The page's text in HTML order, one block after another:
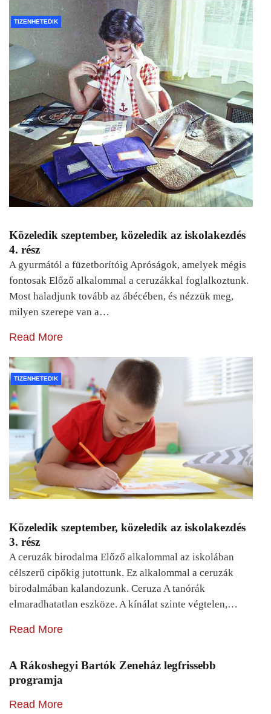
TIZENHETEDIK
Közeledik szeptember, közeledik az iskolakezdés
4. rész
A gyurmától a füzetborítóig Apróságok, amelyek mégis
fontosak Előző alkalommal a ceruzákkal foglalkoztunk.
Most haladjunk tovább az ábécében, és nézzük meg,
milyen szerepe van a…
Read More
TIZENHETEDIK
Közeledik szeptember, közeledik az iskolakezdés
3. rész
A ceruzák birodalma Előző alkalommal az iskolában
célszerű cipőkig jutottunk. Ez alkalommal a ceruzák
birodalmában kalandozunk. Ceruza A tanórák
elmaradhatatlan eszköze. A kínálat szinte végtelen,…
Read More
A Rákoshegyi Bartók Zeneház legfrissebb
programja
Read More